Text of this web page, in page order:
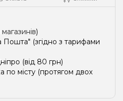
)
(згідно з тарифами
(від 80 грн)
по місту (протягом двох